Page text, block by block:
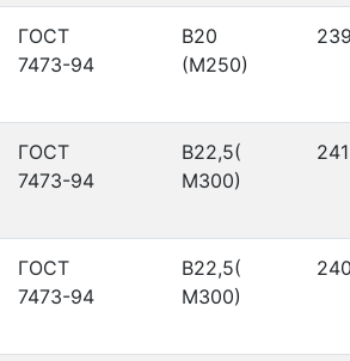
ГОСТ
7473-94
В20
(М250)
ГОСТ
7473-94
В22,5(
М300)
ГОСТ
7473-94
В22,5(
М300)